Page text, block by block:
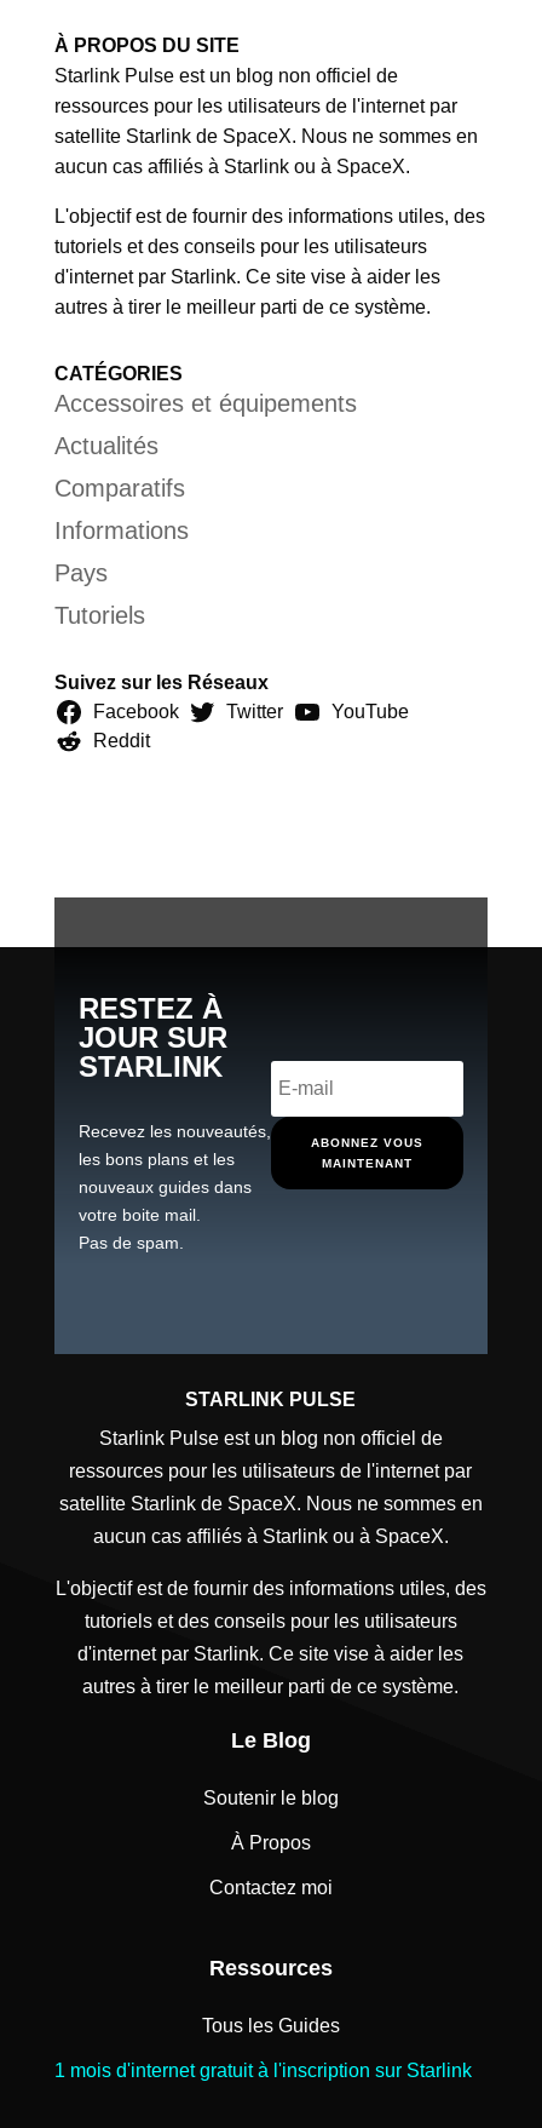
À PROPOS DU SITE
Starlink Pulse est un blog non officiel de
ressources pour les utilisateurs de l'internet par
satellite Starlink de SpaceX. Nous ne sommes en
aucun cas affiliés à Starlink ou à SpaceX.
L'objectif est de fournir des informations utiles, des
tutoriels et des conseils pour les utilisateurs
d'internet par Starlink. Ce site vise à aider les
autres à tirer le meilleur parti de ce système.
CATÉGORIES
Accessoires et équipements
Actualités
Comparatifs
Informations
Pays
Tutoriels
Suivez sur les Réseaux
Facebook
Twitter
YouTube
Reddit
RESTEZ À
JOUR SUR
STARLINK
Recevez les nouveautés,
les bons plans et les
nouveaux guides dans
votre boite mail.
Pas de spam.
ABONNEZ VOUS
MAINTENANT
STARLINK PULSE
Starlink Pulse est un blog non officiel de
ressources pour les utilisateurs de l'internet par
satellite Starlink de SpaceX. Nous ne sommes en
aucun cas affiliés à Starlink ou à SpaceX.
L'objectif est de fournir des informations utiles, des
tutoriels et des conseils pour les utilisateurs
d'internet par Starlink. Ce site vise à aider les
autres à tirer le meilleur parti de ce système.
Le Blog
Soutenir le blog
À Propos
Contactez moi
Ressources
Tous les Guides
1 mois d'internet gratuit à l'inscription sur Starlink